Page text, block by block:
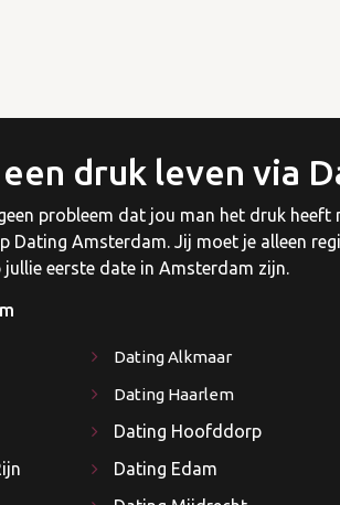
druk leven via
probleem dat jou man het druk
Dating Amsterdam. Jij moet je alleen
jullie eerste date in Amsterdam zijn.
Dating Alkmaar
Dating Haarlem
Dating Hoofddorp
Dating Edam